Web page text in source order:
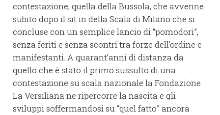
contestazione, quella della Bussola, che avvenne
subito dopo il sit in della Scala di Milano che si
concluse con un semplice lancio di “pomodori”,
senza feriti e senza scontri tra forze dell’ordine e
manifestanti. A quarant’anni di distanza da
quello che è stato il primo sussulto di una
contestazione su scala nazionale la Fondazione
La Versiliana ne ripercorre la nascita e gli
sviluppi soffermandosi su “quel fatto” ancora